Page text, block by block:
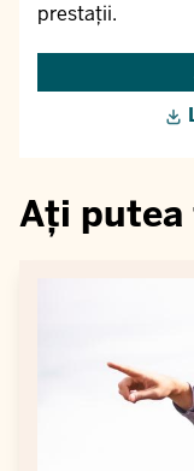
prestații.
Ați putea